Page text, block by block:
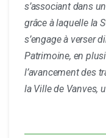
s’associant dans
grâce à laquelle la
s’engage à verser
Patrimoine, en
l’avancement des
la Ville de Vanves,